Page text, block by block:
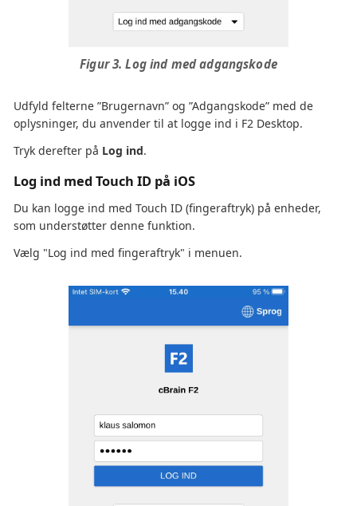
Figur 3. Log ind med adgangskode
Udfyld felterne ”Brugernavn” og ”Adgangskode” med de
oplysninger, du anvender til at logge ind i F2 Desktop.
Tryk derefter på Log ind.
Log ind med Touch ID på iOS
Du kan logge ind med Touch ID (fingeraftryk) på enheder,
som understøtter denne funktion.
Vælg "Log ind med fingeraftryk" i menuen.